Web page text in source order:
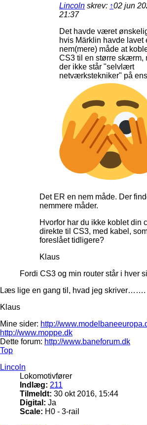
Lincoln skrev: ↑02 jun
21:37
Det havde været
hvis Märklin havde lavet
nem(mere) måde at
CS3 til en større skærm,
der ikke står "selvlært
netværkstekniker" på
Det ER en nem måde. Der
nemmere måder.
Hvorfor har du ikke koblet din
direkte til CS3, med kabel,
foreslået tidligere?
Klaus
Fordi CS3 og min router står i hver
Læs lige en gang til, hvad jeg skriver…….
Klaus
Mine sider: http://
http://www.moppe.dk
Dette forum: http://www.baneforum.dk
Top
Lincoln
Lokomotivfører
Indlæg: 211
Tilmeldt: 30 okt 2016, 15:44
Digital: Ja
Scale: H0 - 3-rail